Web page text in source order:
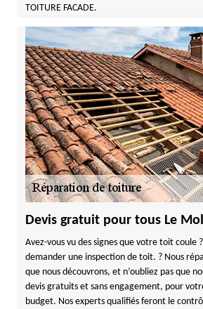
TOITURE FACADE.
Devis gratuit pour tous Le
Avez-vous vu des signes que votre toit coule
demander une inspection de toit. ? Nous
que nous découvrons, et n’oubliez pas que
devis gratuits et sans engagement, pour
budget. Nos experts qualifiés feront le